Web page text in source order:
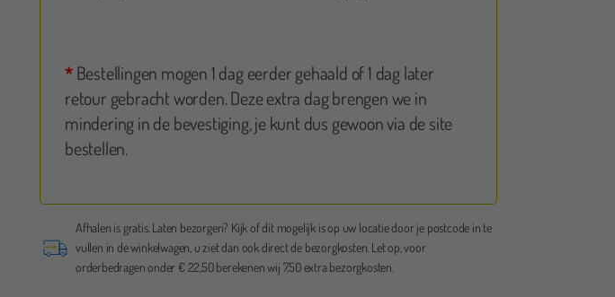
*Bestellingen mogen 1 dag eerder gehaald of 1 dag later
retour gebracht worden. Deze extra dag brengen we in
mindering in de bevestiging, je kunt dus gewoon via de site
bestellen.
Afhalen is gratis. Laten bezorgen? Kijk of dit mogelijk is op uw locatie door je postcode in te
vullen in de winkelwagen, u ziet dan ook direct de bezorgkosten. Let op, voor
orderbedragen onder € 22,50 berekenen wij 7,50 extra bezorgkosten.
ophalen
Maartje Bruinsma
tijden thuis geleverd en weer opgehaald. Ook is deze opgezet op de
gewenste plek en weer opgeruimd. Zelf helemaal geen werk mee
pop ziet er netjes en schoon uit. De medewerker is vriendelijk, goed
bereikbaar en flexibel. Wij konden last minute de pop nog naar een